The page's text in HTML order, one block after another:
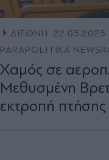
ΔΙΕΘΝΗ
22.05.2025
PARAPOLITIKA
Χαμός σε
Μεθυσμένη
εκτροπή πτήσης